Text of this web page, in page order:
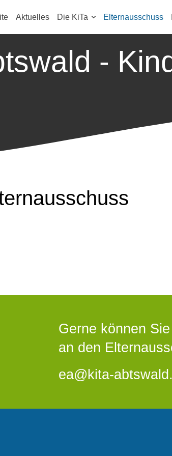
Aktuelles Die KiTa Elternausschuss
-
Gerne können
an den
ea@kita-